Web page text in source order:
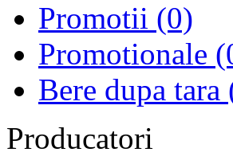
Promotii (0)
Promotionale
Bere dupa tara
Producatori